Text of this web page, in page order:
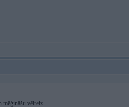
mēģināšu vēlreiz.